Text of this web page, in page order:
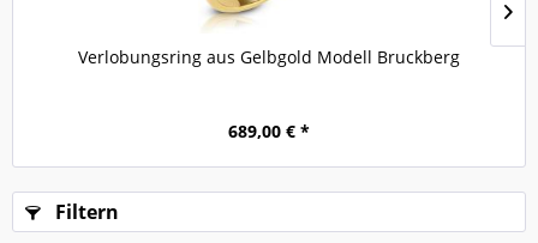
Verlobungsring aus Gelbgold Modell Bruckberg
689,00 € *
Filtern